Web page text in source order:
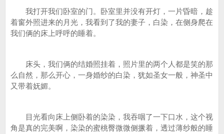
我打开我们卧室的门。卧室里并没有开灯，一片昏暗，趁
着窗外照进来的月光，我看到了我的妻子，白染，在侧身爬在
我们俩的床上呼呼的睡着。
床头，我们俩的结婚照挂着，照片里的两个人都是笑的那
么自然，那么开心，一身婚纱的白染，犹如圣女一般，神圣中
又带着妩媚。
目光看向床上侧卧着的染染，我吞咽了一下口水，这个视
角是真的完美啊，染染的蜜桃臀微微侧撅着，透过薄纱般的睡